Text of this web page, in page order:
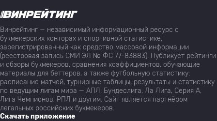
Винрейтинг — независимый информационный ресурс о
букмекерских конторах и спортивной статистике,
зарегистрированный как средство массовой информации
(реестровая запись СМИ ЭЛ № ФС 77-83883). Публикует рейтинги
и обзоры букмекеров, сравнения коэффициентов, обучающие
материалы для беттеров, а также футбольную статистику:
расписание матчей, турнирные таблицы, результаты и статистику
по ведущим лигам мира — АПЛ, Бундеслига, Ла Лига, Серия А,
Лига Чемпионов, РПЛ и другим. Сайт является партнёром
легальных российских букмекеров.
Скачать приложение